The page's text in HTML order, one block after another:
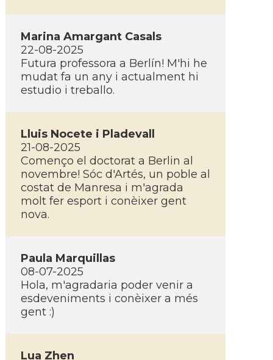
Marina Amargant Casals
22-08-2025
Futura professora a Berlín! M'hi he
mudat fa un any i actualment hi
estudio i treballo.
Lluis Nocete i Pladevall
21-08-2025
Començo el doctorat a Berlin al
novembre! Sóc d'Artés, un poble al
costat de Manresa i m'agrada
molt fer esport i conèixer gent
nova.
Paula Marquillas
08-07-2025
Hola, m'agradaria poder venir a
esdeveniments i conèixer a més
gent :)
Lua Zhen